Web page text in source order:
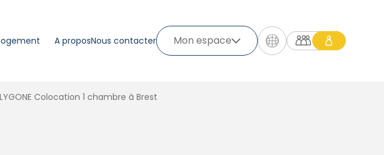
Mon espace
A proposNous contacter
Colocation 1 chambre à Brest